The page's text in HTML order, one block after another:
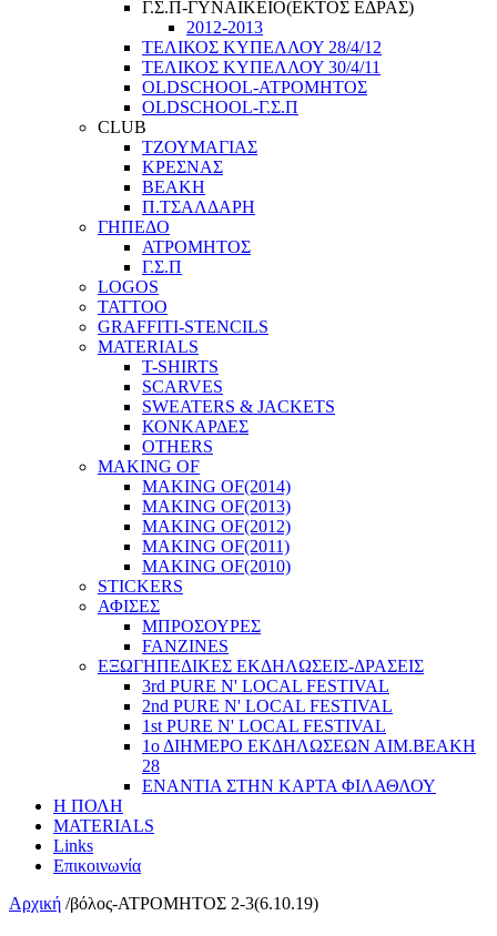
Γ.Σ.Π-ΓΥΝΑΙΚΕΙΟ(ΕΚΤΟΣ ΕΔΡΑΣ)
2012-2013
ΤΕΛΙΚΟΣ ΚΥΠΕΛΛΟΥ 28/4/12
ΤΕΛΙΚΟΣ ΚΥΠΕΛΛΟΥ 30/4/11
OLDSCHOOL-ΑΤΡΟΜΗΤΟΣ
OLDSCHOOL-Γ.Σ.Π
CLUB
ΤΖΟΥΜΑΓΙΑΣ
ΚΡΕΣΝΑΣ
ΒΕΑΚΗ
Π.ΤΣΑΛΔΑΡΗ
ΓΗΠΕΔΟ
ΑΤΡΟΜΗΤΟΣ
Γ.Σ.Π
LOGOS
TATTOO
GRAFFITI-STENCILS
MATERIALS
T-SHIRTS
SCARVES
SWEATERS & JACKETS
ΚΟΝΚΑΡΔΕΣ
OTHERS
MAKING OF
MAKING OF(2014)
MAKING OF(2013)
MAKING OF(2012)
MAKING OF(2011)
MAKING OF(2010)
STICKERS
ΑΦΙΣΕΣ
ΜΠΡΟΣΟΥΡΕΣ
FANZINES
ΕΞΩΓΗΠΕΔΙΚΕΣ EΚΔΗΛΩΣΕΙΣ-ΔΡΑΣΕΙΣ
3rd PURE N' LOCAL FESTIVAL
2nd PURE N' LOCAL FESTIVAL
1st PURE N' LOCAL FESTIVAL
1ο ΔΙΗΜΕΡΟ ΕΚΔΗΛΩΣΕΩΝ ΑΙΜ.ΒΕΑΚΗ
28
ΕΝΑΝΤΙΑ ΣΤΗΝ ΚΑΡΤΑ ΦΙΛΑΘΛΟΥ
Η ΠΟΛΗ
MATERIALS
Links
Επικοινωνία
Αρχική /βόλος-ΑΤΡΟΜΗΤΟΣ 2-3(6.10.19)